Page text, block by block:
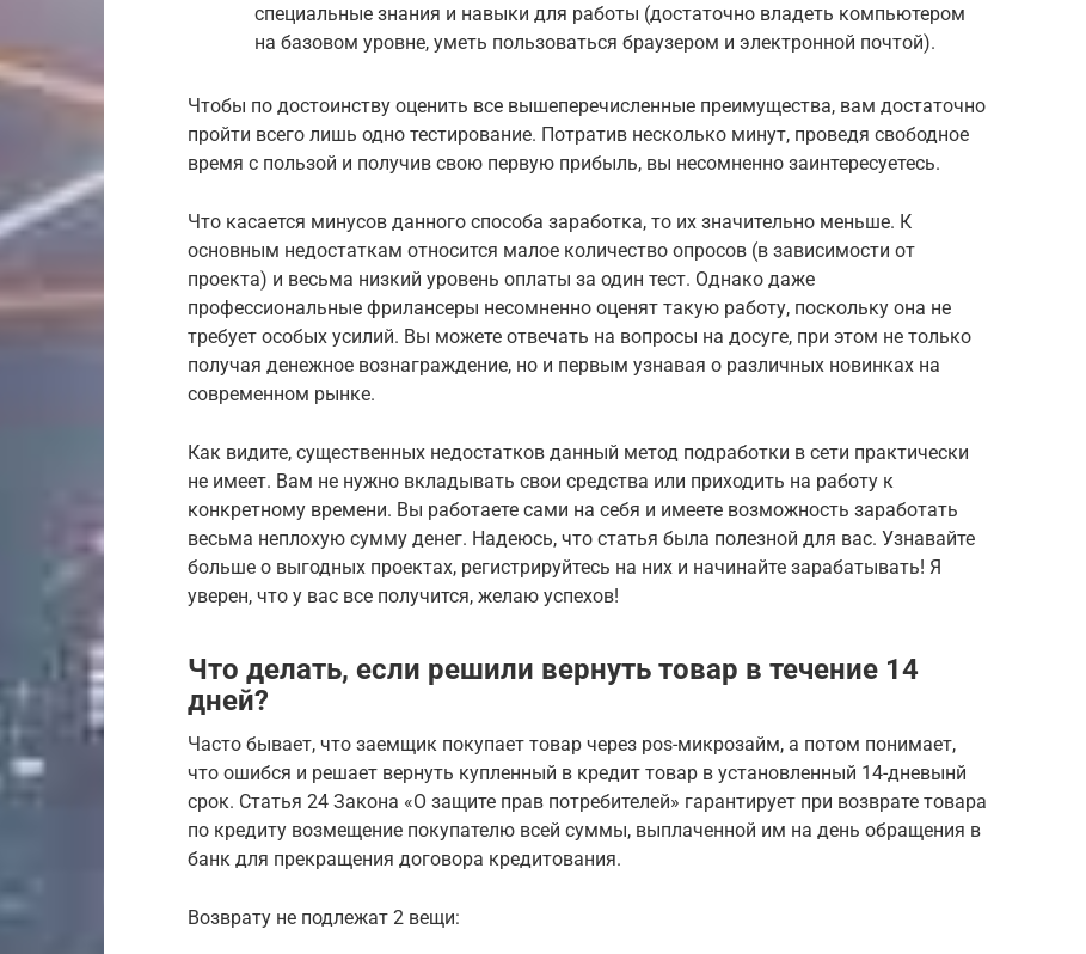
специальные знания и навыки для работы (достаточно владеть компьютером
на базовом уровне, уметь пользоваться браузером и электронной почтой).
Чтобы по достоинству оценить все вышеперечисленные преимущества, вам достаточно
пройти всего лишь одно тестирование. Потратив несколько минут, проведя свободное
время с пользой и получив свою первую прибыль, вы несомненно заинтересуетесь.
Что касается минусов данного способа заработка, то их значительно меньше. К
основным недостаткам относится малое количество опросов (в зависимости от
проекта) и весьма низкий уровень оплаты за один тест. Однако даже
профессиональные фрилансеры несомненно оценят такую работу, поскольку она не
требует особых усилий. Вы можете отвечать на вопросы на досуге, при этом не только
получая денежное вознаграждение, но и первым узнавая о различных новинках на
современном рынке.
Как видите, существенных недостатков данный метод подработки в сети практически
не имеет. Вам не нужно вкладывать свои средства или приходить на работу к
конкретному времени. Вы работаете сами на себя и имеете возможность заработать
весьма неплохую сумму денег. Надеюсь, что статья была полезной для вас. Узнавайте
больше о выгодных проектах, регистрируйтесь на них и начинайте зарабатывать! Я
уверен, что у вас все получится, желаю успехов!
Что делать, если решили вернуть товар в течение 14
дней?
Часто бывает, что заемщик покупает товар через pos-микрозайм, а потом понимает,
что ошибся и решает вернуть купленный в кредит товар в установленный 14-дневынй
срок. Статья 24 Закона «О защите прав потребителей» гарантирует при возврате товара
по кредиту возмещение покупателю всей суммы, выплаченной им на день обращения в
банк для прекращения договора кредитования.
Возврату не подлежат 2 вещи: